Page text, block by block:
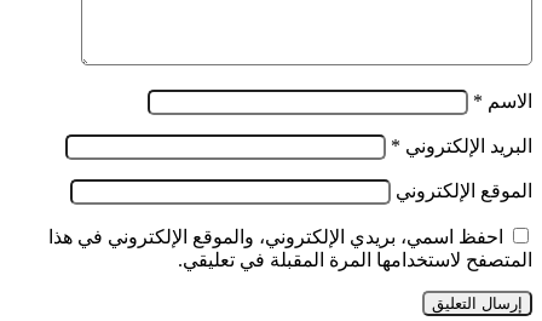
الاسم *
البريد الإلكتروني *
الموقع الإلكتروني
احفظ اسمي، بريدي الإلكتروني، والموقع الإلكتروني في هذا
المتصفح لاستخدامها المرة المقبلة في تعليقي.